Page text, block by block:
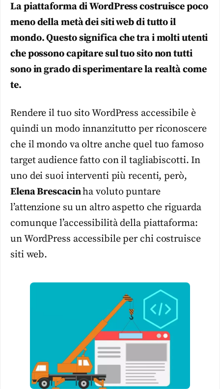
La piattaforma di WordPress costruisce poco
meno della metà dei siti web di tutto il
mondo. Questo significa che tra i molti utenti
che possono capitare sul tuo sito non tutti
sono in grado di sperimentare la realtà come
te.
Rendere il tuo sito WordPress accessibile è
quindi un modo innanzitutto per riconoscere
che il mondo va oltre anche quel tuo famoso
target audience fatto con il tagliabiscotti. In
uno dei suoi interventi più recenti, però,
Elena Brescacinha voluto puntare
l’attenzione su un altro aspetto che riguarda
comunque l’accessibilità della piattaforma:
un WordPress accessibile per chi costruisce
siti web.